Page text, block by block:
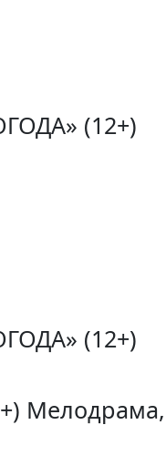
(12+)
(12+)
Мелодрама,